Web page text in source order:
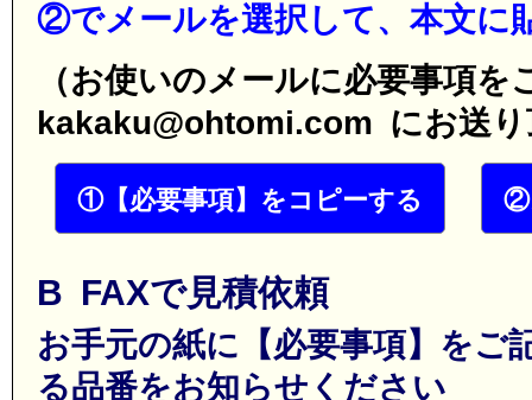
②でメールを選択して、本文に
（お使いのメールに必要事項
kakaku@ohtomi.com にお送り
①【必要事項】をコピーする ②
B FAXで見積依頼
お手元の紙に【必要事項】をご
る品番をお知らせください